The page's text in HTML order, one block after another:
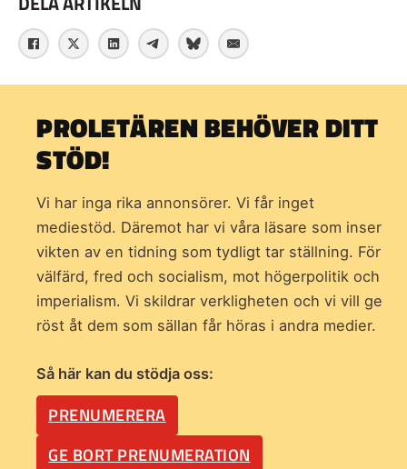
PROLETÄREN BEHÖVER DITT
STÖD!
Vi har inga rika annonsörer. Vi får inget
mediestöd. Däremot har vi våra läsare som inser
vikten av en tidning som tydligt tar ställning. För
välfärd, fred och socialism, mot högerpolitik och
imperialism. Vi skildrar verkligheten och vi vill ge
röst åt dem som sällan får höras i andra medier.
Så här kan du stödja oss:
PRENUMERERA
GE BORT PRENUMERATION